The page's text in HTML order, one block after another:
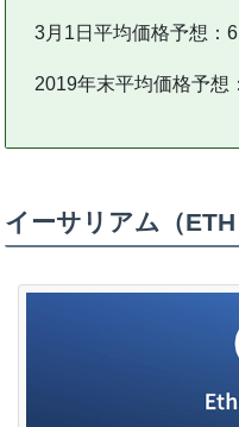
3月1日平均価格予想：
2019年末平均価格予
イーサリアム（ETH